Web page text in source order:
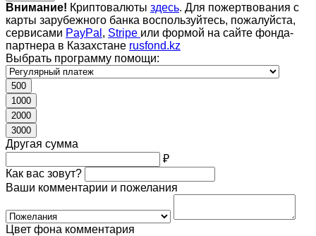
Внимание! Криптовалюты здесь. Для пожертвования с
карты зарубежного банка воспользуйтесь, пожалуйста,
сервисами PayPal , Stripe или формой на сайте фонда-
партнера в Казахстане rusfond.kz
Выбрать программу помощи:
500
1000
2000
3000
Другая сумма
₽
Как вас зовут?
Ваши комментарии и пожелания
Цвет фона комментария